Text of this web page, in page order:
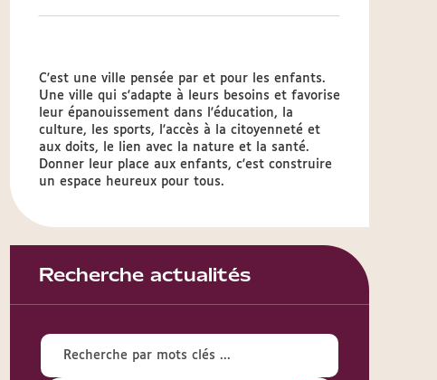
C'est une ville pensée par et pour les enfants.
Une ville qui s'adapte à leurs besoins et favorise
leur épanouissement dans l'éducation, la
culture, les sports, l'accès à la citoyenneté et
aux doits, le lien avec la nature et la santé.
Donner leur place aux enfants, c'est construire
un espace heureux pour tous.
Recherche actualités